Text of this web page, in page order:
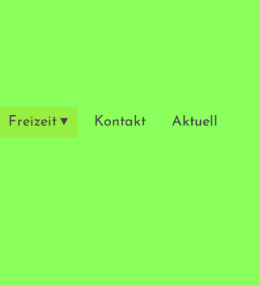
Freizeit Kontakt Aktuell